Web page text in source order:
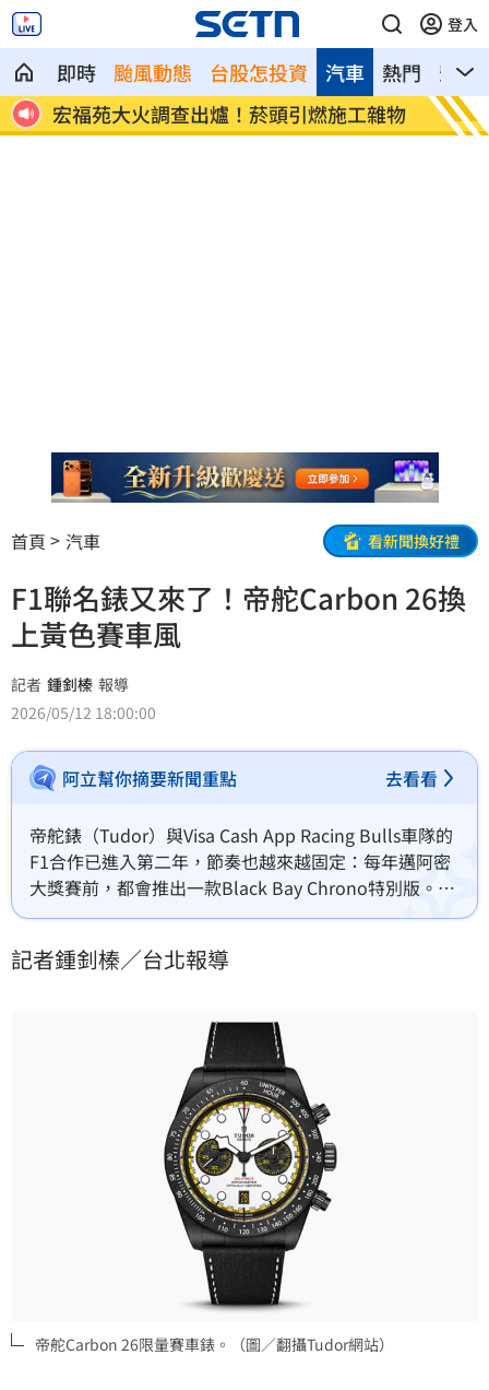
登入
即時 颱風動態 台股怎投資 熱門 影音
汽車
物
定投10年翻逾5倍 這檔吸引存股族卡
位！
新／
首頁 汽車 看新聞換好禮
F1聯名錶又來了！帝舵Carbon 26換
上黃色賽車風
記者 鍾釗榛 報導
2026/05/12 18:00:00
阿立幫你摘要新聞重點 去看看
帝舵錶（Tudor）與Visa Cash App Racing Bulls車隊的
F1合作已進入第二年，節奏也越來越固定：每年邁阿密
大獎賽前，都會推出一款Black Bay Chrono特別版。今
年主角Carbon 26正式登場，延續賽車聯名熱度。
記者鍾釗榛／台北報導
帝舵Carbon 26限量賽車錶。（圖／翻攝Tudor網站）